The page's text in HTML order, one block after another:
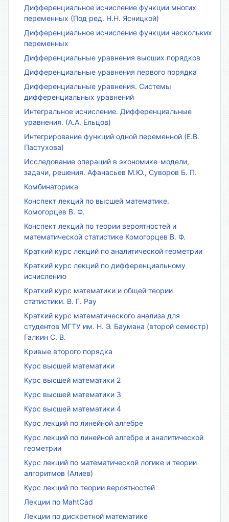
Дифференциальное исчисление функции многих
переменных (Под ред. Н.Н. Ясницкой)
Дифференциальное исчисление функции нескольких
переменных
Дифференциальные уравнения высших порядков
Дифференциальные уравнения первого порядка
Дифференциальные уравнения. Системы
дифференциальных уравнений
Интегральное исчисление. Дифференциальные
уравнения. (А.А. Ельцов)
Интегрирование функций одной переменной (Е.В.
Пастухова)
Исследование операций в экономике-модели,
задачи, решения. Афанасьев М.Ю., Суворов Б. П.
Комбинаторика
Конспект лекций по высшей математике.
Комогорцев В. Ф.
Конспект лекций по теории вероятностей и
математической статистике Комогорцев В. Ф.
Краткий курс лекций по аналитической геометрии
Краткий курс лекций по дифференциальному
исчислению
Краткий курс математики и общей теории
статистики. В. Г. Рау
Краткий курс математического анализа для
студентов МГТУ им. Н. Э. Баумана (второй семестр)
Галкин С. В.
Кривые второго порядка
Курс высшей математики
Курс высшей математики 2
Курс высшей математики 3
Курс высшей математики 4
Курс лекций по линейной алгебре
Курс лекций по линейной алгебре и аналитической
геометрии
Курс лекций по математической логике и теории
алгоритмов (Алиев)
Курс лекций по теории вероятностей
Лекции по MahtCad
Лекции по дискретной математике